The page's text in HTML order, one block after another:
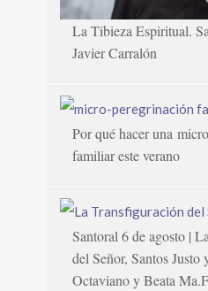
La Tibieza Espiritual.
Javier Carralón
Por qué hacer una
familiar este verano
Santoral 6 de agosto |
del Señor, Santos Justo
Octaviano y Beata